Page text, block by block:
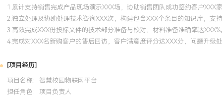
1.累计支持销售完成产品现场演示XXX场，协助销售团队成功签约客户XXX
2.独立处理及协助处理技术咨询XXX次，构建包含XXX个条目的知识库，支
3.高效完成XXX份投标文件的技术部分准备与校对，材料准备准确率达XXX%
4.完成对XXX名新购客户的售后回访，客户满意度评分达XXX分，问题升级
[项目经历]
项目名称：智慧校园物联网平台
担任角色： 项目负责人